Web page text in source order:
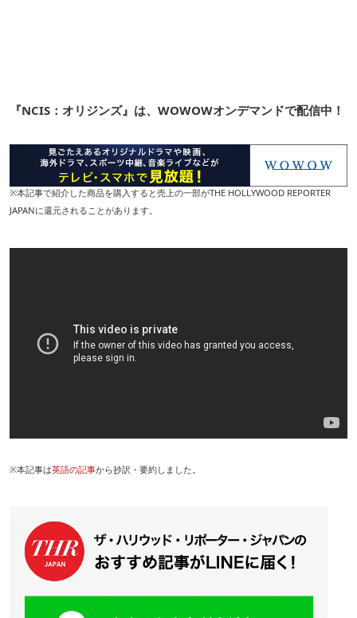
『NCIS：オリジンズ』は、WOWOWオンデマンドで配信中！
※本記事で紹介した商品を購入すると売上の一部がTHE HOLLYWOOD REPORTER
JAPANに還元されることがあります。
※本記事は英語の記事から抄訳・要約しました。